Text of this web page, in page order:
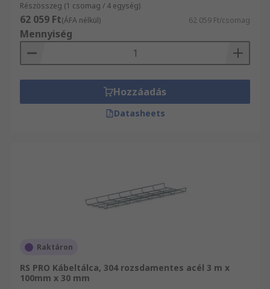
Részösszeg (1 csomag / 4 egység)
62 059 Ft(ÁFA nélkül) 62 059 Ft/csomag
Mennyiség
Hozzáadás
Datasheets
Raktáron
RS PRO Kábeltálca, 304 rozsdamentes acél 3 m x
100mm x 30 mm